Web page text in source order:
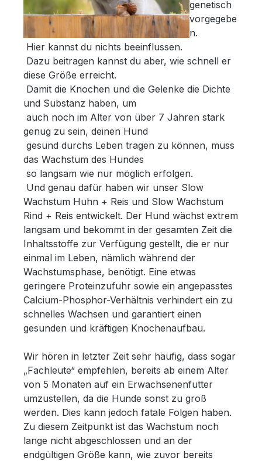
beobachtest; am besten, wenn Du von
hinten die beiden Stellen direkt zwischen
Hinterläufen und Bauch betrachtest. Hier
sollte immer ein merkliches Loch (oder
Einbuchtung) zu sehen sein. Dann stimmt
die Futtermenge. Ist die Einbuchtung so gut
wie weg, Futtermenge reduzieren, wird die
zu tief einfach etwas mehr Futter in den
Napf füllen.Fütterungshinweis: Du solltest
das Futter trocken füttern.Sorge auf jeden
Fall immer für ausreichend
Trinkwasser.Alleinfuttermittel für Hunde
genetisch
vorgegebe
n.
Hier kannst du nichts beeinflussen.
Dazu beitragen kannst du aber, wie schnell er
diese Größe erreicht.
Damit die Knochen und die Gelenke die Dichte
und Substanz haben, um
auch noch im Alter von über 7 Jahren stark
genug zu sein, deinen Hund
gesund durchs Leben tragen zu können, muss
das Wachstum des Hundes
so langsam wie nur möglich erfolgen.
Und genau dafür haben wir unser Slow
Wachstum Huhn + Reis und Slow Wachstum
Rind + Reis entwickelt. Der Hund wächst extrem
langsam und bekommt in der gesamten Zeit die
Inhaltsstoffe zur Verfügung gestellt, die er nur
einmal im Leben, nämlich während der
Wachstumsphase, benötigt. Eine etwas
geringere Proteinzufuhr sowie ein angepasstes
Calcium-Phosphor-Verhältnis verhindert ein zu
schnelles Wachsen und garantiert einen
gesunden und kräftigen Knochenaufbau.
Wir hören in letzter Zeit sehr häufig, dass sogar
„Fachleute“ empfehlen, bereits ab einem Alter
von 5 Monaten auf ein Erwachsenenfutter
umzustellen, da die Hunde sonst zu groß
werden. Dies kann jedoch fatale Folgen haben.
Zu diesem Zeitpunkt ist das Wachstum noch
lange nicht abgeschlossen und an der
endgültigen Größe kann, wie zuvor bereits